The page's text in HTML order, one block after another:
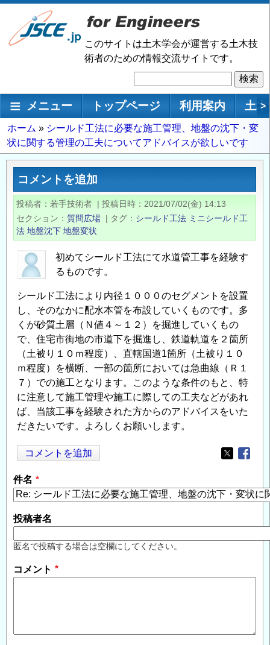
メ
ン
移
動
このサイトは土木学会が運営する土木技
術者のための情報交流サイトです。
索
メインナビゲーション
メニュー トップページ 利用案内 土 >
パ
ン
く
ホーム
シールド工法に必要な施工管理、地盤の沈下・変
状に関する管理の工夫についてアドバイスが欲しいです
コメントを追加
投稿者 若手技術者 | 投稿日時
2021/07/02(金) 14:13
セクション
質問広場 | タグ シールド工法 ミニシールド工
法 地盤沈下 地盤変状
初めてシールド工法にて水道管工事を経験す
るものです。
シールド工法により内径１０００のセグメントを設置
し、そのなかに配水本管を布設していくものです。多
くが砂質土層（Ｎ値４～１２）を掘進していくもの
で、住宅市街地の市道下を掘進し、鉄道軌道を２箇所
（土被り１０ｍ程度）、直轄国道1箇所（土被り１０
ｍ程度）を横断、一部の箇所においては急曲線（Ｒ１
７）での施工となります。このような条件のもと、特
に注意して施工管理や施工に際しての工夫などがあれ
ば、当該工事を経験された方からのアドバイスをいた
だきたいです。よろしくお願いします。
コメントを追加
Opens in
件名
投稿者名
匿名で投稿する場合は空欄にしてください。
コメント